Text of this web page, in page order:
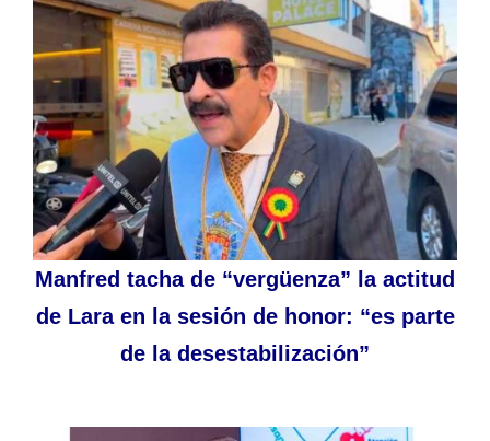
Manfred tacha de “vergüenza” la actitud
de Lara en la sesión de honor: “es parte
de la desestabilización”